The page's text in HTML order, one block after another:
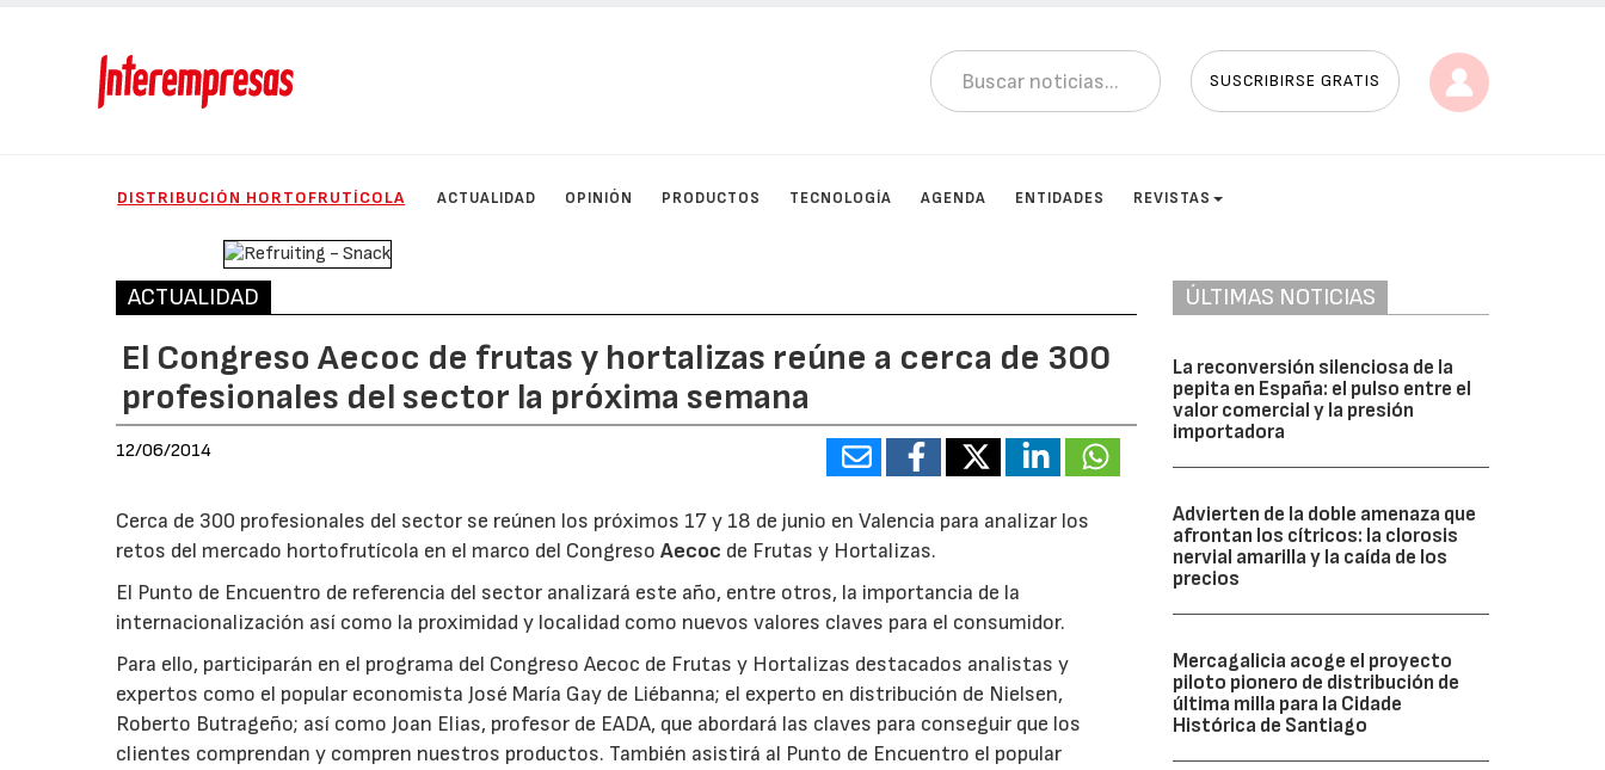
SUSCRIBIRSE GRATIS
DISTRIBUCIÓN HORTOFRUTÍCOLA ACTUALIDAD OPINIÓN PRODUCTOS TECNOLOGÍA AGENDA ENTIDADES REVISTAS
ACTUALIDAD
El Congreso Aecoc de frutas y hortalizas reúne a cerca de 300
profesionales del sector la próxima semana
12/06/2014
Cerca de 300 profesionales del sector se reúnen los próximos 17 y 18 de junio en Valencia para analizar los
retos del mercado hortofrutícola en el marco del CongresoAecoc de Frutas y Hortalizas.
El Punto de Encuentro de referencia del sector analizará este año, entre otros, la importancia de la
internacionalización así como la proximidad y localidad como nuevos valores claves para el consumidor.
Para ello, participarán en el programa del Congreso Aecoc de Frutas y Hortalizas destacados analistas y
expertos como el popular economista José María Gay de Liébanna; el experto en distribución de Nielsen,
Roberto Butrageño; así como Joan Elias, profesor de EADA, que abordará las claves para conseguir que los
clientes comprendan y compren nuestros productos. También asistirá al Punto de Encuentro el popular
ÚLTIMAS NOTICIAS
La reconversión silenciosa de la
pepita en España: el pulso entre el
valor comercial y la presión
importadora
Advierten de la doble amenaza que
afrontan los cítricos: la clorosis
nervial amarilla y la caída de los
precios
Mercagalicia acoge el proyecto
piloto pionero de distribución de
última milla para la Cidade
Histórica de Santiago